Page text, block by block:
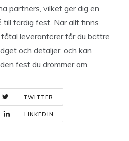
partners, vilket ger dig en
till färdig fest. När allt finns
leverantörer får du bättre
och detaljer, och kan
fest du drömmer om.
TWITTER
LINKEDIN